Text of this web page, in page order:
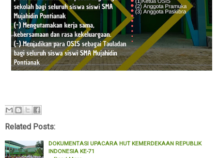
Related Posts:
DOKUMENTASI UPACARA HUT KEMERDEKAAN REPUBLIK
INDONESIA KE-71